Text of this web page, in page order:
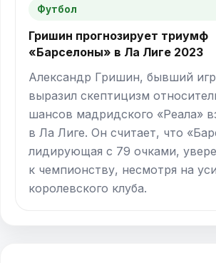
Футбол
Гришин прогнозирует триумф
«Барселоны» в Ла Лиге 2023
Александр Гришин, бывший
выразил скептицизм
шансов мадридского «Реала»
в Ла Лиге. Он считает, что
лидирующая с 79 очками,
к чемпионству, несмотря на
королевского клуба.